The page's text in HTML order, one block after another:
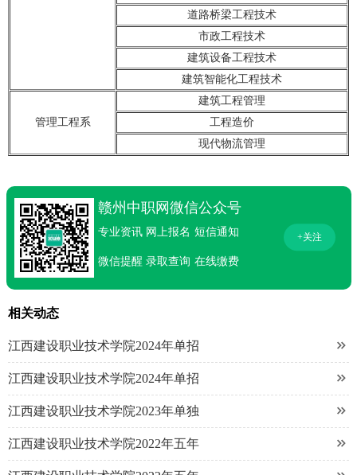
道路桥梁工程技术
市政工程技术
建筑设备工程技术
建筑智能化工程技术
管理工程系
建筑工程管理
工程造价
现代物流管理
赣州中职网微信公众号
专业资讯 网上报名 短信通知
微信提醒 录取查询 在线缴费
+关注
相关动态

江西建设职业技术学院2024年单招

江西建设职业技术学院2024年单招

江西建设职业技术学院2023年单独

江西建设职业技术学院2022年五年